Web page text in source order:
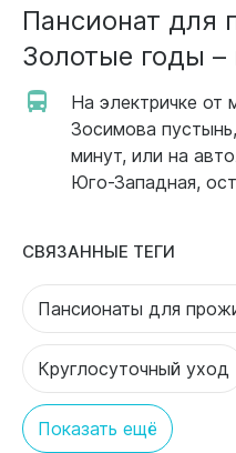
Пансионат
Золотые годы –
На электричке от
Зосимова
минут, или на
Юго-Западная,
СВЯЗАННЫЕ ТЕГИ
Пансионаты для
Круглосуточный уход
Показать ещё